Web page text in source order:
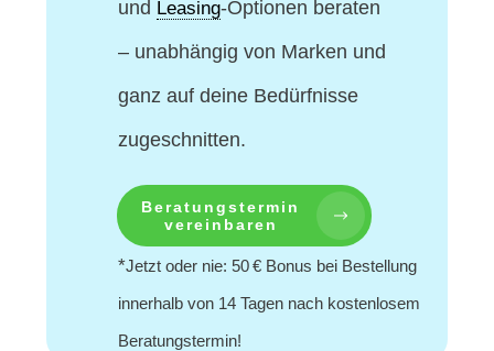
und Leasing-Optionen beraten
– unabhängig von Marken und
ganz auf deine Bedürfnisse
zugeschnitten.
Beratungstermin
vereinbaren
*Jetzt oder nie: 50 € Bonus bei Bestellung
innerhalb von 14 Tagen nach kostenlosem
Beratungstermin!